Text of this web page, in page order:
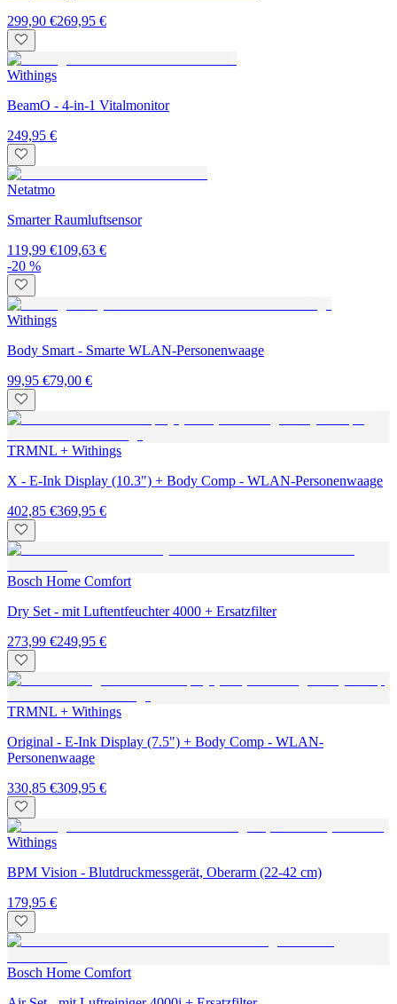
299,90 €269,95 €
Withings
BeamO - 4-in-1 Vitalmonitor
249,95 €
Netatmo
Smarter Raumluftsensor
119,99 €109,63 €
-20 %
Withings
Body Smart - Smarte WLAN-Personenwaage
99,95 €79,00 €
TRMNL + Withings
X - E-Ink Display (10.3") + Body Comp - WLAN-Personenwaage
402,85 €369,95 €
Bosch Home Comfort
Dry Set - mit Luftentfeuchter 4000 + Ersatzfilter
273,99 €249,95 €
TRMNL + Withings
Original - E-Ink Display (7.5") + Body Comp - WLAN-
Personenwaage
330,85 €309,95 €
Withings
BPM Vision - Blutdruckmessgerät, Oberarm (22-42 cm)
179,95 €
Bosch Home Comfort